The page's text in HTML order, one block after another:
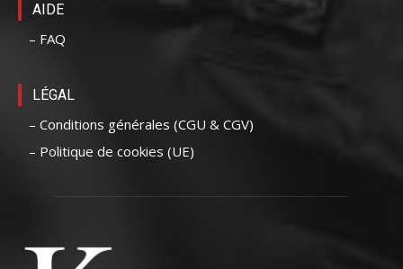
AIDE
– FAQ
LÉGAL
– Conditions générales (CGU & CGV)
– Politique de cookies (UE)